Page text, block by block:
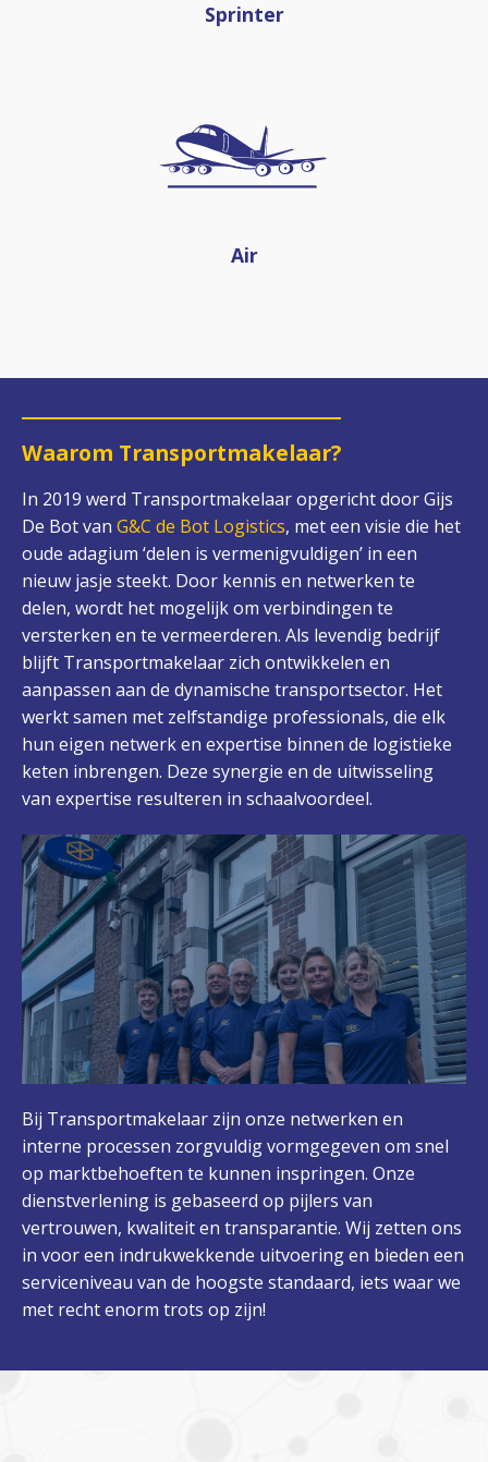
Sprinter
Air
Waarom Transportmakelaar?
In 2019 werd Transportmakelaar opgericht door Gijs
De Bot van G&C de Bot Logistics, met een visie die het
oude adagium ‘delen is vermenigvuldigen’ in een
nieuw jasje steekt. Door kennis en netwerken te
delen, wordt het mogelijk om verbindingen te
versterken en te vermeerderen. Als levendig bedrijf
blijft Transportmakelaar zich ontwikkelen en
aanpassen aan de dynamische transportsector. Het
werkt samen met zelfstandige professionals, die elk
hun eigen netwerk en expertise binnen de logistieke
keten inbrengen. Deze synergie en de uitwisseling
van expertise resulteren in schaalvoordeel.
Bij Transportmakelaar zijn onze netwerken en
interne processen zorgvuldig vormgegeven om snel
op marktbehoeften te kunnen inspringen. Onze
dienstverlening is gebaseerd op pijlers van
vertrouwen, kwaliteit en transparantie. Wij zetten ons
in voor een indrukwekkende uitvoering en bieden een
serviceniveau van de hoogste standaard, iets waar we
met recht enorm trots op zijn!